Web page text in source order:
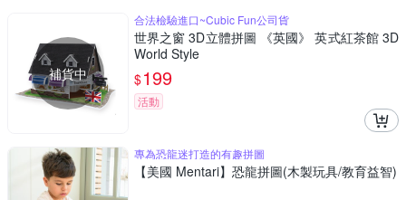
補貨中
合法檢驗進口~Cubic Fun公司貨
世界之窗 3D立體拼圖 《英國》 英式紅茶館 3D
World Style
$199
活動
專為恐龍迷打造的有趣拼圖
【美國 Mentari】恐龍拼圖(木製玩具/教育益智)